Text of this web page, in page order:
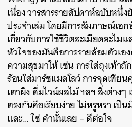
เนื่อง วารสารรายสัปดาห์ฉบับหนึ่
ประจำเล่ม โดยมีการสัมภาษณ์เอ
เกี่ยวกับการใช้ชีวิตละเมียดละไม
หัวใจของมันคือการรายล้อมตัวเอ
ความสุขมาให้ เช่น การใส่ถุงเท้า
ร้อนใส่มาร์ชแมลโลว์ การจุดเทีย
เตาผิง ดื่มไวน์ผลไม้ ฯลฯ สิ่งต่าง
ตรงกันคือเรียบง่าย ไม่หรูหรา เป็
และ… ใช่ คำนั้นเลย – ดีต่อใจ